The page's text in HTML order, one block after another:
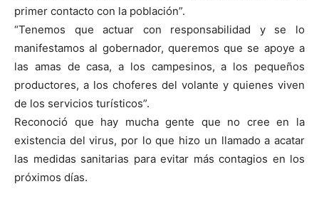
primer contacto con la población”.
“Tenemos que actuar con responsabilidad y se lo
manifestamos al gobernador, queremos que se apoye a
las amas de casa, a los campesinos, a los pequeños
productores, a los choferes del volante y quienes viven
de los servicios turísticos”.
Reconoció que hay mucha gente que no cree en la
existencia del virus, por lo que hizo un llamado a acatar
las medidas sanitarias para evitar más contagios en los
próximos días.